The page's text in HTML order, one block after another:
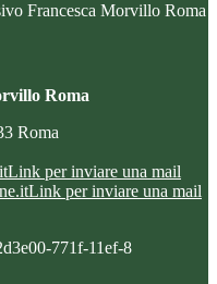
Francesca Morvillo Roma
Roma
Roma
Link per inviare una mail
Link per inviare una mail
771f-11ef-8